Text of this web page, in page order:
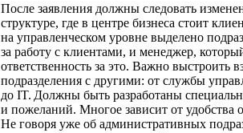
После заявления должны следовать
структуре, где в центре бизнеса стоит
на управленческом уровне выделено
за работу с клиентами, и менеджер,
ответственность за это. Важно выстроить
подразделения с другими: от службы
до IT. Должны быть разработаны
и пожеланий. Многое зависит от
Не говоря уже об административных